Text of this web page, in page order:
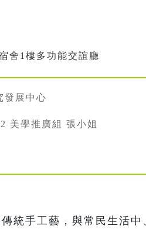
舍1樓多功能交誼廳
發展中心
美學推廣組 張小姐
統手工藝，與常民生活